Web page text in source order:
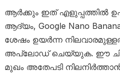
ആർക്കും ഇത് എളുപ്പത്തിൽ
ആദ്യം, Google Nano
ശേഷം ഉയർന്ന
അപ്‌ലോഡ് ചെയ്യുക. ഈ
മുഖം അതേപടി